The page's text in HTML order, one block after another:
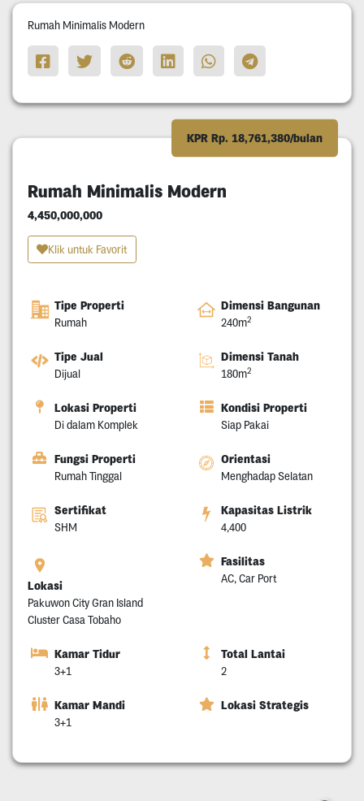
Rumah Minimalis Modern
KPR Rp. 18,761,380/bulan
Rumah Minimalis Modern
4,450,000,000
Klik untuk Favorit
Tipe Properti
Rumah
Dimensi Bangunan
240m2
Tipe Jual
Dijual
Dimensi Tanah
180m2
Lokasi Properti
Di dalam Komplek
Kondisi Properti
Siap Pakai
Fungsi Properti
Rumah Tinggal
Orientasi
Menghadap Selatan
Sertifikat
SHM
Kapasitas Listrik
4,400
Lokasi
Pakuwon City Gran Island
Cluster Casa Tobaho
Fasilitas
AC, Car Port
Kamar Tidur
3+1
Total Lantai
2
Kamar Mandi
3+1
Lokasi Strategis